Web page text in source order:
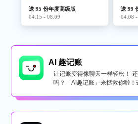
送 95 份年度高级版
04.15 - 08.09
送 99
04.08
AI 趣记账
让记账变得像聊天一样轻松！
吗？「AI趣记账」来拯救你啦